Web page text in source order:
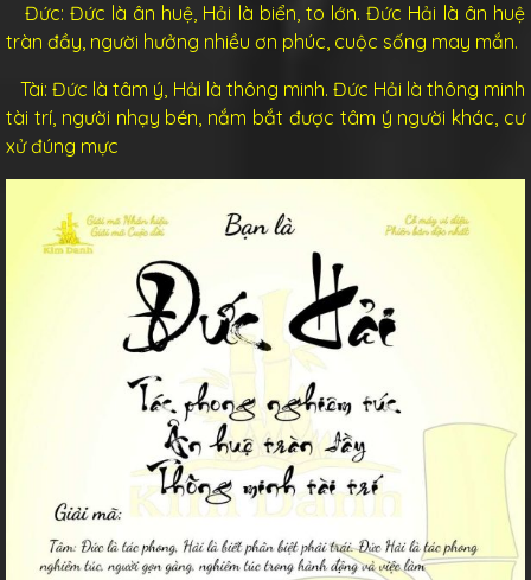
Đức: Đức là ân huệ, Hải là biển, to lớn. Đức Hải là ân huệ
tràn đầy, người hưởng nhiều ơn phúc, cuộc sống may mắn.
Tài:Đức là tâm ý, Hải là thông minh. Đức Hải là thông minh
tài trí, người nhạy bén, nắm bắt được tâm ý người khác, cư
xử đúng mực